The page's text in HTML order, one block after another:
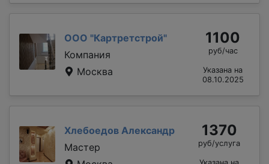
ООО "Картретстрой"
Компания
Москва
1100
руб/час
Указана на
08.10.2025
Хлебоедов Александр
Мастер
1370
руб/услуга